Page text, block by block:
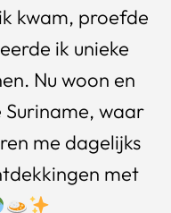
kwam, proefde
ik unieke
Nu woon en
waar
me dagelijks
met